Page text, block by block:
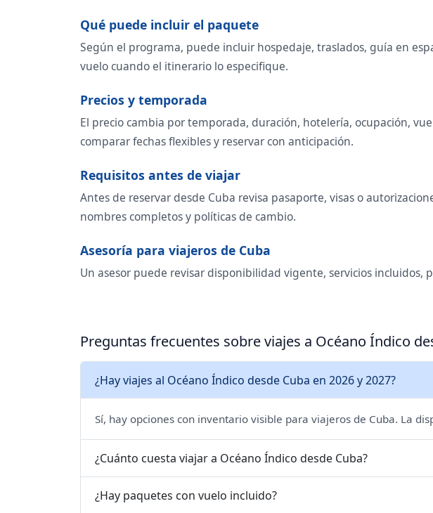
Qué puede incluir el paquete
Según el programa, puede incluir hospedaje, traslados, guía en
vuelo cuando el itinerario lo especifique.
Precios y temporada
El precio cambia por temporada, duración, hotelería, ocupación,
comparar fechas flexibles y reservar con anticipación.
Requisitos antes de viajar
Antes de reservar desde Cuba revisa pasaporte, visas o
nombres completos y políticas de cambio.
Asesoría para viajeros de Cuba
Un asesor puede revisar disponibilidad vigente, servicios
Preguntas frecuentes sobre viajes a Océano Índico
¿Hay viajes al Océano Índico desde Cuba en 2026 y 2027?
Sí, hay opciones con inventario visible para viajeros de Cuba. La
¿Cuánto cuesta viajar a Océano Índico desde Cuba?
¿Hay paquetes con vuelo incluido?